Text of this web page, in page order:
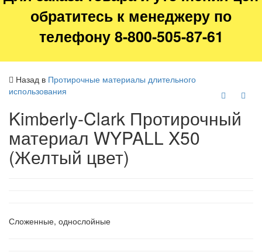
обратитесь к менеджеру по
телефону 8-800-505-87-61
Назад в Протирочные материалы длительного
использования
Kimberly-Clark Протирочный
материал WYPALL X50
(Желтый цвет)
Сложенные, однослойные